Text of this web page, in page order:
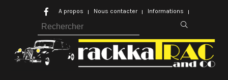
A propos Nous contacter Informations